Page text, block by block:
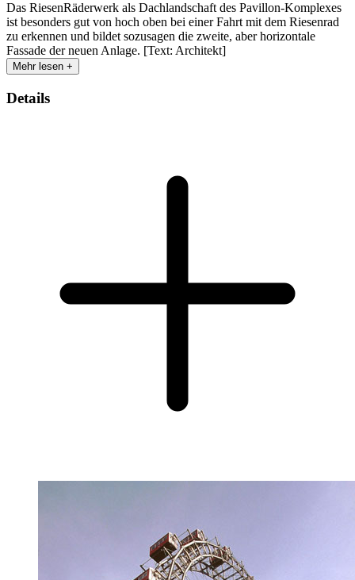
Das RiesenRäderwerk als Dachlandschaft des Pavillon-Komplexes
ist besonders gut von hoch oben bei einer Fahrt mit dem Riesenrad
zu erkennen und bildet sozusagen die zweite, aber horizontale
Fassade der neuen Anlage. [Text: Architekt]
Mehr lesen +
Details